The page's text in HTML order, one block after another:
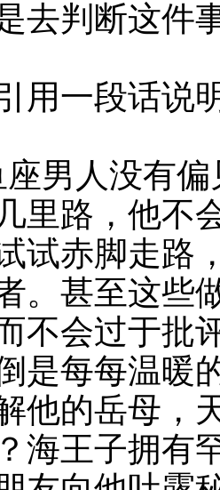
去判断这件
一段话说
人没有偏
里路，他不
试赤脚走路
。甚至这些
不会过于批
是每每温暖
他的岳母，
海王子拥有